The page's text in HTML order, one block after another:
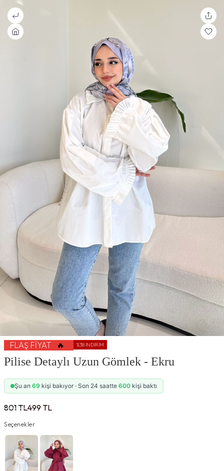
FLAŞ FIYAT 🔥 %38 İNDIRIM
Pilise Detaylı Uzun Gömlek - Ekru
Şu an 69 kişi bakıyor · Son 24 saatte 600 kişi baktı
801TL499TL
Seçenekler